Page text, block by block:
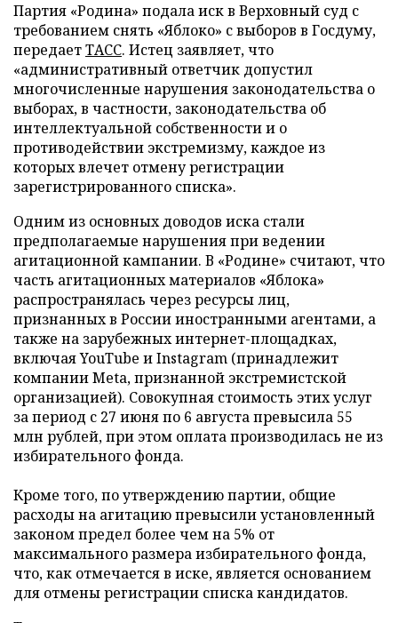
Партия «Родина» подала иск в Верховный суд с
требованием снять «Яблоко» с выборов в Госдуму,
передаетТАСС. Истец заявляет, что
«административный ответчик допустил
многочисленные нарушения законодательства о
выборах, в частности, законодательства об
интеллектуальной собственности и о
противодействии экстремизму, каждое из
которых влечет отмену регистрации
зарегистрированного списка».
Одним из основных доводов иска стали
предполагаемые нарушения при ведении
агитационной кампании. В «Родине» считают, что
часть агитационных материалов «Яблока»
распространялась через ресурсы лиц,
признанных в России иностранными агентами, а
также на зарубежных интернет-площадках,
включая YouTube и Instagram (принадлежит
компании Meta, признанной экстремистской
организацией). Совокупная стоимость этих услуг
за период с 27 июня по 6 августа превысила 55
млн рублей, при этом оплата производилась не из
избирательного фонда.
Кроме того, по утверждению партии, общие
расходы на агитацию превысили установленный
законом предел более чем на 5% от
максимального размера избирательного фонда,
что, как отмечается в иске, является основанием
для отмены регистрации списка кандидатов.